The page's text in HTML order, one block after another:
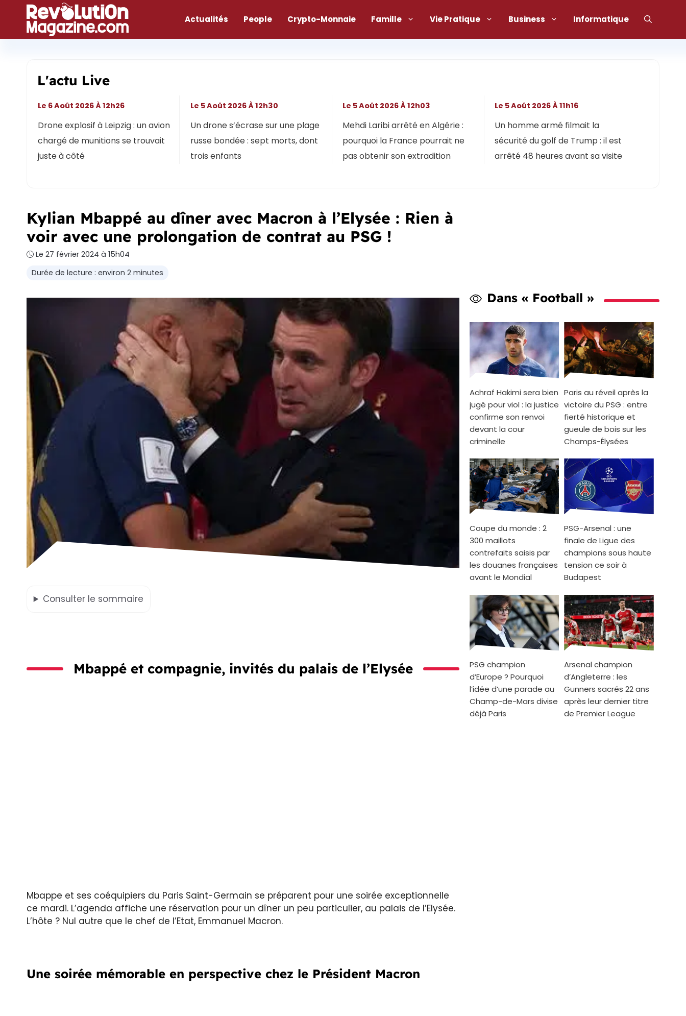
contenu
Actualités People Crypto-Monnaie Famille Vie Pratique Business Informatique
L'actu Live
Drone explosif à Leipzig : un avion
chargé de munitions se trouvait
juste à côté
Le 6 Août 2026 À 12h26
Un drone s’écrase sur une plage
russe bondée : sept morts, dont
trois enfants
Le 5 Août 2026 À 12h30
Mehdi Laribi arrêté en Algérie :
pourquoi la France pourrait ne
pas obtenir son extradition
Le 5 Août 2026 À 12h03
Un homme armé filmait la
sécurité du golf de Trump : il est
arrêté 48 heures avant sa visite
Le 5 Août 2026 À 11h16
Kylian Mbappé au dîner avec Macron à l’Elysée : Rien à
voir avec une prolongation de contrat au PSG !
Le 27 février 2024 à 15h04
Durée de lecture : environ 2 minutes
Consulter le sommaire
Mbappé et compagnie, invités du palais de l’Elysée
Mbappe et ses coéquipiers du Paris Saint-Germain se préparent pour une soirée exceptionnelle
ce mardi. L’agenda affiche une réservation pour un dîner un peu particulier, au palais de l’Elysée.
L’hôte ? Nul autre que le chef de l’Etat, Emmanuel Macron.
Une soirée mémorable en perspective chez le Président Macron
Dans « Football »
Achraf Hakimi sera bien
jugé pour viol : la justice
confirme son renvoi
devant la cour
criminelle
Paris au réveil après la
victoire du PSG : entre
fierté historique et
gueule de bois sur les
Champs-Élysées
Coupe du monde : 2
300 maillots
contrefaits saisis par
les douanes françaises
avant le Mondial
PSG-Arsenal : une
finale de Ligue des
champions sous haute
tension ce soir à
Budapest
PSG champion
d’Europe ? Pourquoi
l’idée d’une parade au
Champ-de-Mars divise
déjà Paris
Arsenal champion
d’Angleterre : les
Gunners sacrés 22 ans
après leur dernier titre
de Premier League